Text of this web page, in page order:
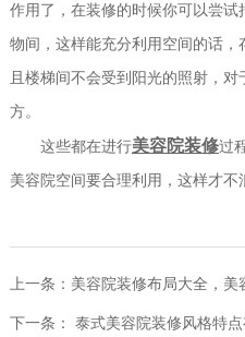
作用了，在装修的时候你可以尝
物间，这样能充分利用空间的话
且楼梯间不会受到阳光的照射，
方。
这些都在进行美容院装修过
美容院空间要合理利用，这样才不
上一条： 美容院装修布局大全，美
下一条： 泰式美容院装修风格特